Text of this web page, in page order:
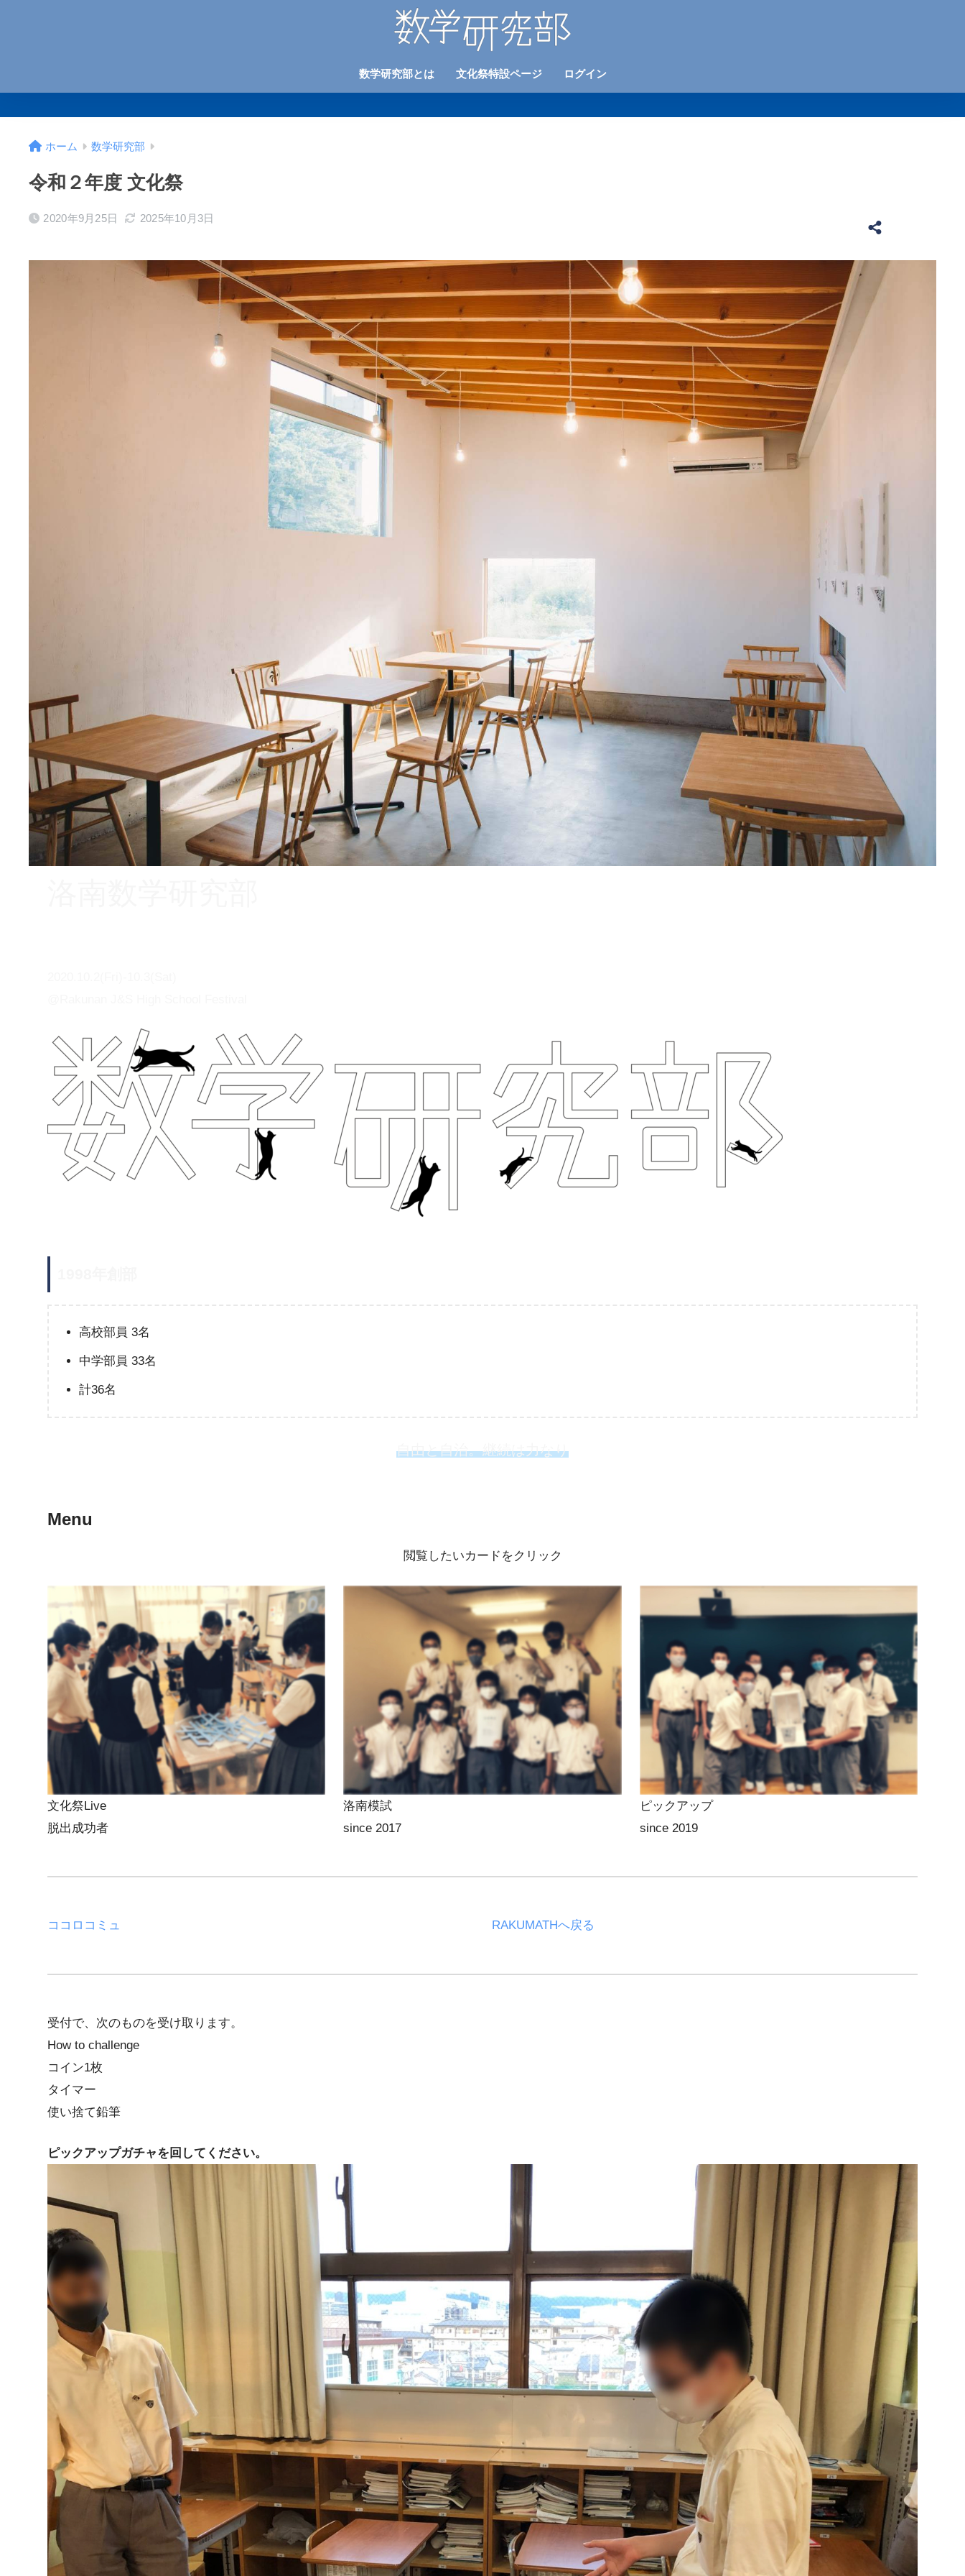
数学研究部とは 文化祭特設ページ ログイン
ホーム 数学研究部
令和２年度 文化祭
2020年9月25日 2025年10月3日
高校部員 3名
中学部員 33名
計36名
自由と自治。継続は力なり
Menu
閲覧したいカードをクリック
文化祭Live
脱出成功者
洛南模試
since 2017
ピックアップ
since 2019
ココロコミュ RAKUMATHへ戻る
受付で、次のものを受け取ります。
How to challenge
コイン1枚
タイマー
使い捨て鉛筆
ピックアップガチャを回してください。